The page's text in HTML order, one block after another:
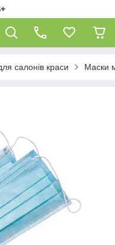
салонів краси Маски